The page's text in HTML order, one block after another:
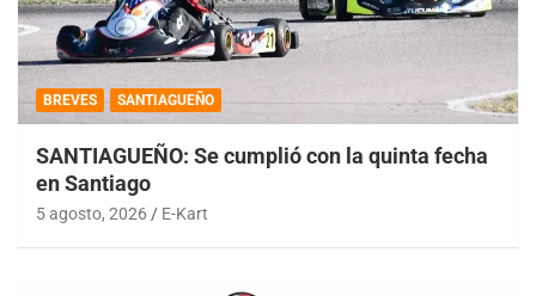
BREVES SANTIAGUEÑO
SANTIAGUEÑO: Se cumplió con la quinta fecha
en Santiago
5 agosto, 2026 E-Kart